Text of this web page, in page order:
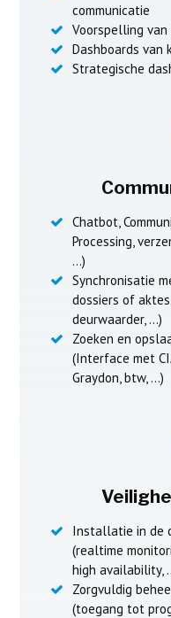
communicatie
Voorspelling
Dashboards van
Strategische
Chatbot,
Processing,
…)
Synchronisatie
dossiers of
deurwaarder, …)
Zoeken en
(Interface met
Graydon, btw, …)
Installatie in de
(realtime
high availability,
Zorgvuldig
(toegang tot